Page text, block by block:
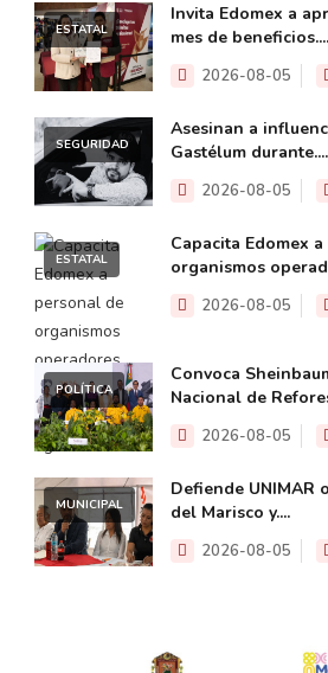
ESTATAL
Invita Edomex a
mes de beneficios....
2026-08-05
SEGURIDAD
Asesinan a
Gastélum durante....
2026-08-05
ESTATAL
Capacita Edomex
organismos
2026-08-05
POLÍTICA
Convoca
Nacional de
2026-08-05
MUNICIPAL
Defiende UNIMAR
del Marisco y....
2026-08-05